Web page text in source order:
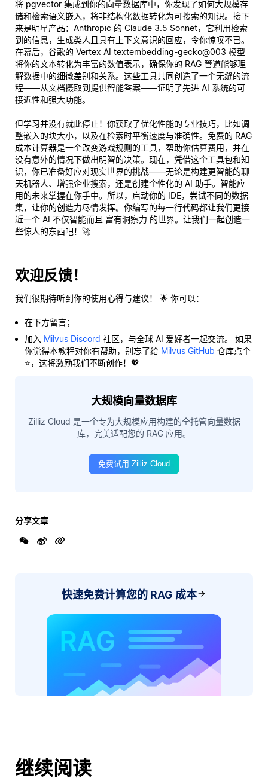
将 pgvector 集成到你的向量数据库中，你发现了如何大规模存
储和检索语义嵌入，将非结构化数据转化为可搜索的知识。接下
来是明星产品：Anthropic 的 Claude 3.5 Sonnet，它利用检索
到的信息，生成类人且具有上下文意识的回应，令你惊叹不已。
在幕后，谷歌的 Vertex AI textembedding-gecko@003 模型
将你的文本转化为丰富的数值表示，确保你的 RAG 管道能够理
解数据中的细微差别和关系。这些工具共同创造了一个无缝的流
程——从文档摄取到提供智能答案——证明了先进 AI 系统的可
接近性和强大功能。
但学习并没有就此停止！你获取了优化性能的专业技巧，比如调
整嵌入的块大小，以及在检索时平衡速度与准确性。免费的 RAG
成本计算器是一个改变游戏规则的工具，帮助你估算费用，并在
没有意外的情况下做出明智的决策。现在，凭借这个工具包和知
识，你已准备好应对现实世界的挑战——无论是构建更智能的聊
天机器人、增强企业搜索，还是创建个性化的 AI 助手。智能应
用的未来掌握在你手中。所以，启动你的 IDE，尝试不同的数据
集，让你的创造力尽情发挥。你编写的每一行代码都让我们更接
近一个 AI 不仅智能而且 富有洞察力 的世界。让我们一起创造一
些惊人的东西吧！🚀
欢迎反馈！
我们很期待听到你的使用心得与建议！ 🌟 你可以：
在下方留言；
加入 Milvus Discord 社区，与全球 AI 爱好者一起交流。 如果
你觉得本教程对你有帮助，别忘了给 Milvus GitHub 仓库点个
⭐，这将激励我们不断创作！💖
大规模向量数据库
Zilliz Cloud 是一个专为大规模应用构建的全托管向量数据
库，完美适配您的 RAG 应用。
免费试用 Zilliz Cloud
分享文章
快速免费计算您的 RAG 成本
继续阅读